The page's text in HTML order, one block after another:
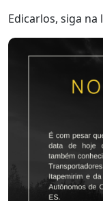
Edicarlos, siga na